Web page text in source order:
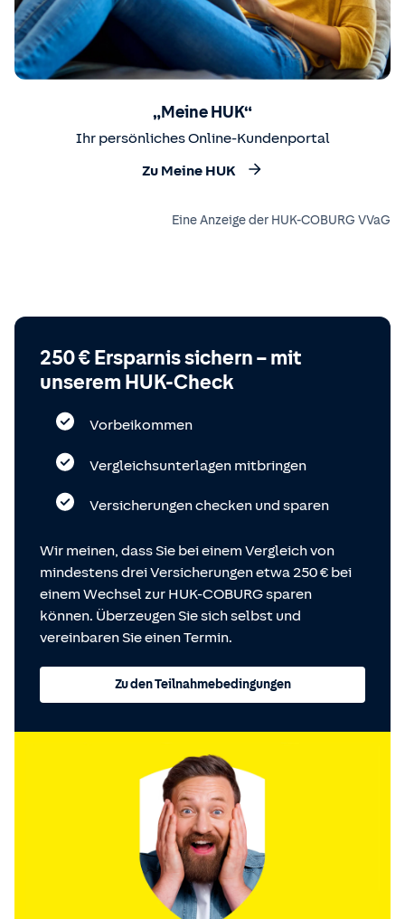
„Meine HUK“
Ihr persönliches Online-Kundenportal
Zu Meine HUK
Eine Anzeige der HUK-COBURG VVaG
250 € Ersparnis sichern – mit
unserem HUK-Check
Vorbeikommen
Vergleichsunterlagen mitbringen
Versicherungen checken und sparen
Wir meinen, dass Sie bei einem Vergleich von
mindestens drei Versicherungen etwa 250 € bei
einem Wechsel zur HUK-COBURG sparen
können. Überzeugen Sie sich selbst und
vereinbaren Sie einen Termin.
Zu den Teilnahmebedingungen